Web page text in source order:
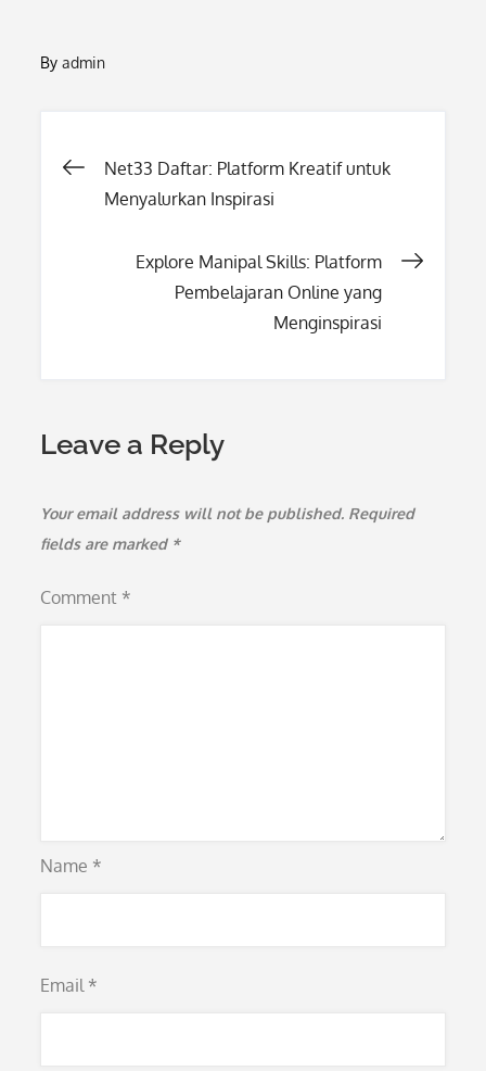
Byadmin
PostNet33 Daftar: Platform Kreatif untuk
Menyalurkan Inspirasi
Explore Manipal Skills: Platform
Pembelajaran Online yang
Menginspirasi
Leave a Reply
Your email address will not be published. Required
fields are marked *
Comment *
Name *
Email *